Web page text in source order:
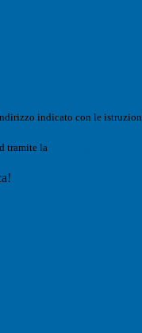
indicato con le
tramite la